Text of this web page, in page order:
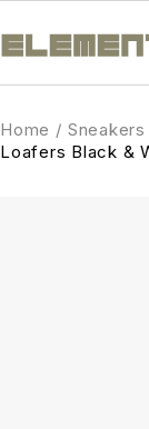
Home / Sneakers
Loafers Black &